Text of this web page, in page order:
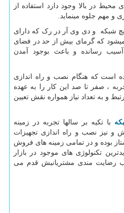
محیط در بالا وجود دارد استفاده از
مهم جلوه مینماید.
شبکه و دی وی آر در رک که دارای
میشود که گرمای بیش از حد در فضای
رسانده و باعث بوجود آمدن
است که هنگام نصب و راه اندازی
، صفر تا صد این کار را به عهده
و به تعداد نیاز همواره نقش تعیین
با تکیه بر سالها تجربه در زمینه
نیز نصب و راه اندازی تجهیزات
بوده و در تمامی زمینه های فروش
تکنولوژی های موجود در بازار
رضایت مندی مشتریانیش قدم می